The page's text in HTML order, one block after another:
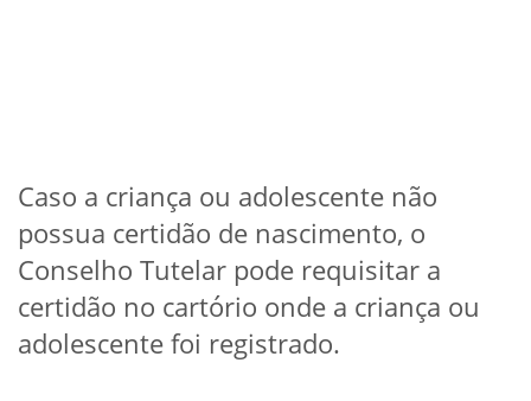
Caso a criança ou adolescente não
possua certidão de nascimento, o
Conselho Tutelar pode requisitar a
certidão no cartório onde a criança ou
adolescente foi registrado.